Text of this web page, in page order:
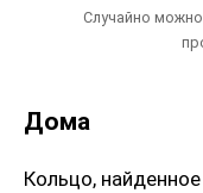
Случайно
Дома
Кольцо,